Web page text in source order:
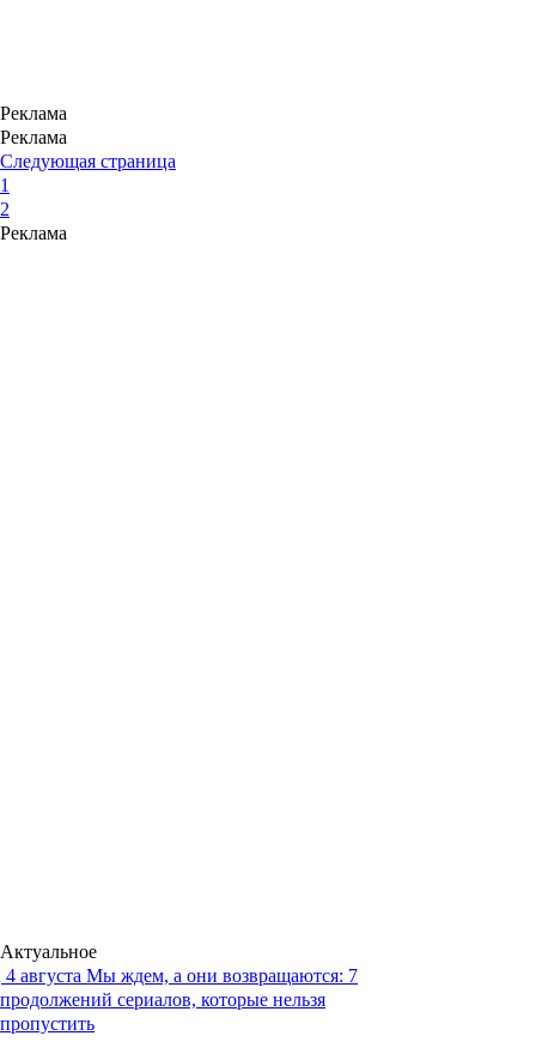
Реклама
Реклама
Следующая страница
1
2
Реклама
Актуальное
4 августа Мы ждем, а они возвращаются: 7
продолжений сериалов, которые нельзя
пропустить